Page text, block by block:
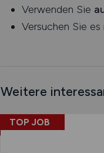
Verwenden Sie
Versuchen Sie
Weitere
TOP JOB